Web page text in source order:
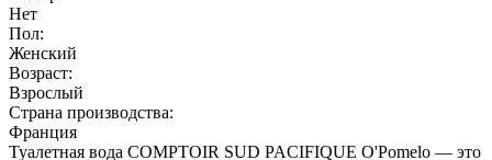
Нет
Пол:
Женский
Возраст:
Взрослый
Страна производства:
Франция
Туалетная вода COMPTOIR SUD PACIFIQUE O'Pomelo — это